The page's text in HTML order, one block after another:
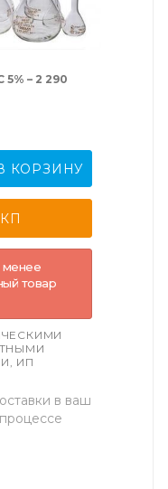
5% – 2 290
КОРЗИНУ
менее
товар
ИП
в ваш